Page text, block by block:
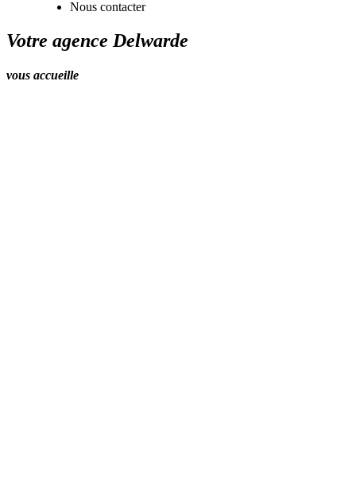
Nous contacter
Votre agence Delwarde
vous accueille